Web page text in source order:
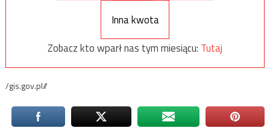
Inna kwota
Zobacz kto wparł nas tym miesiącu: Tutaj
/gis.gov.pl//